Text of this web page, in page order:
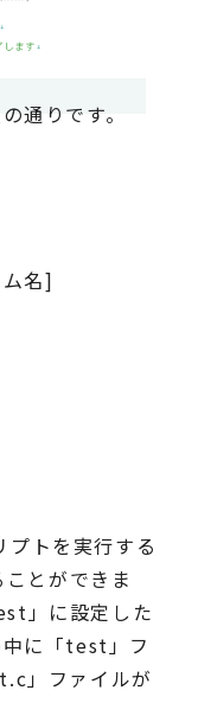
通りです。
名]
プトを実行する
とができま
」に設定した
に「test」フ
」ファイルが